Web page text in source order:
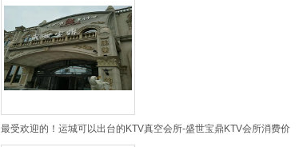
最受欢迎的！运城可以出台的KTV真空会所-盛世宝鼎KTV会所消费价